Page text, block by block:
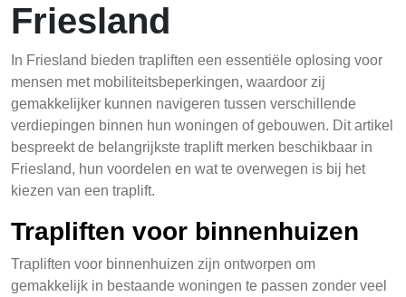
Friesland
In Friesland bieden trapliften een essentiële oplosing voor
mensen met mobiliteitsbeperkingen, waardoor zij
gemakkelijker kunnen navigeren tussen verschillende
verdiepingen binnen hun woningen of gebouwen. Dit artikel
bespreekt de belangrijkste traplift merken beschikbaar in
Friesland, hun voordelen en wat te overwegen is bij het
kiezen van een traplift.
Trapliften voor binnenhuizen
Trapliften voor binnenhuizen zijn ontworpen om
gemakkelijk in bestaande woningen te passen zonder veel